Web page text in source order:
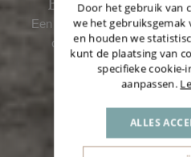
Een woning bouwen is
comfort en architectuur.
Door het gebruik van
we het gebruiksgemak
en houden we
kunt de plaatsing van
specifieke cookie-
aanpassen.
ALLES